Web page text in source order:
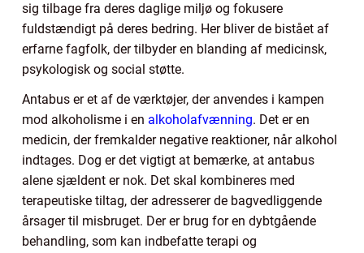
sig tilbage fra deres daglige miljø og fokusere
fuldstændigt på deres bedring. Her bliver de bistået af
erfarne fagfolk, der tilbyder en blanding af medicinsk,
psykologisk og social støtte.
Antabus er et af de værktøjer, der anvendes i kampen
mod alkoholisme i en alkoholafvænning. Det er en
medicin, der fremkalder negative reaktioner, når alkohol
indtages. Dog er det vigtigt at bemærke, at antabus
alene sjældent er nok. Det skal kombineres med
terapeutiske tiltag, der adresserer de bagvedliggende
årsager til misbruget. Der er brug for en dybtgående
behandling, som kan indbefatte terapi og